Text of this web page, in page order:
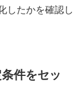
したかを確認し
件をセッ